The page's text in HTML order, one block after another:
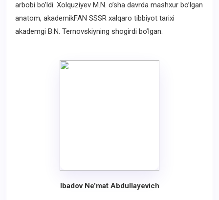
arbobi bo’ldi. Xolquziyev M.N. o’sha davrda mashxur bo’lgan
anatom, akademikFAN SSSR xalqaro tibbiyot tarixi
akademgi B.N. Ternovskiyning shogirdi bo’lgan.
Ibadov Ne’mat Abdullayevich